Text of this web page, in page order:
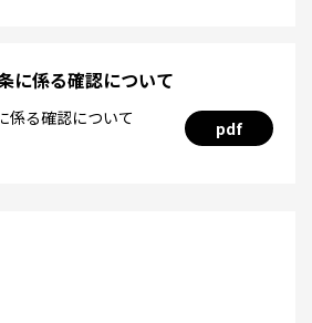
に係る確認について
係る確認について
pdf